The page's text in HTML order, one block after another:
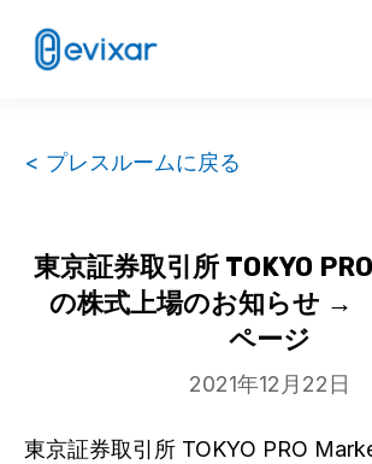
< プレスルームに戻る
東京証券取引所 TOKYO
の株式上場のお知らせ →
ページ
2021年12月22日
東京証券取引所 TOKYO PRO